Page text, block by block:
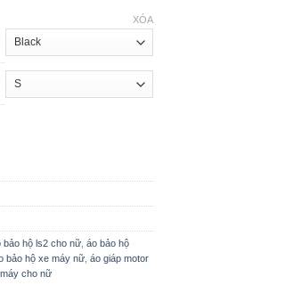
XÓA
bảo hộ ls2 cho nữ ,áo bảo hộ
bảo hộ xe máy nữ ,áo giáp motor
cho nữ